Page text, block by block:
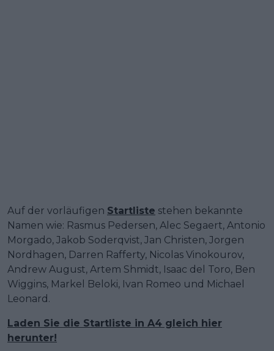
Auf der vorläufigen Startliste stehen bekannte
Namen wie: Rasmus Pedersen, Alec Segaert, Antonio
Morgado, Jakob Soderqvist, Jan Christen, Jorgen
Nordhagen, Darren Rafferty, Nicolas Vinokourov,
Andrew August, Artem Shmidt, Isaac del Toro, Ben
Wiggins, Markel Beloki, Ivan Romeo und Michael
Leonard.
Laden Sie die Startliste in A4 gleich hier
herunter!